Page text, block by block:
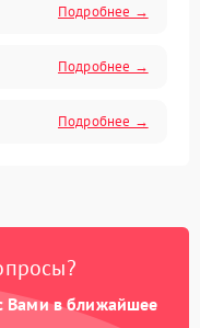
Подробнее →
Подробнее →
Подробнее →
Вами в ближайшее